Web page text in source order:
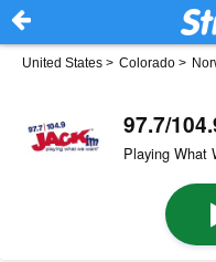
United States > Colorado >
97.7/
Playing What